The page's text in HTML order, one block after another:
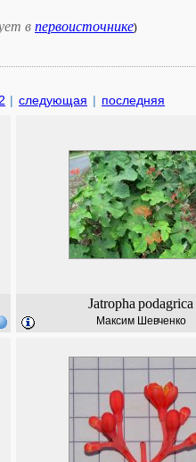
в первоисточнике)
2 | следующая | последняя
Jatropha podagrica
Максим Шевченко